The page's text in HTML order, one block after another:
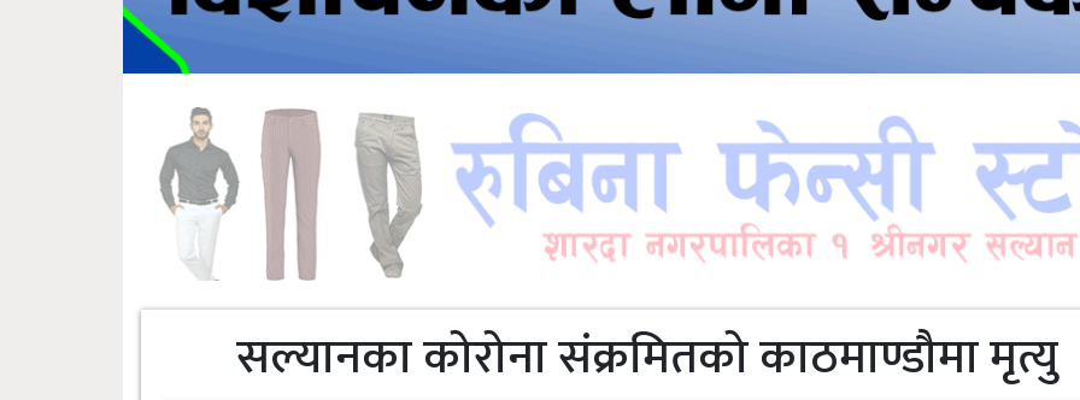
सल्यानका कोरोना संक्रमितको काठमाण्डौमा मृत्यु